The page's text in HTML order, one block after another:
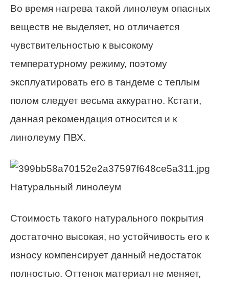
Во время нагрева такой линолеум опасных
веществ не выделяет, но отличается
чувствительностью к высокому
температурному режиму, поэтому
эксплуатировать его в тандеме с теплым
полом следует весьма аккуратно. Кстати,
данная рекомендация относится и к
линолеуму ПВХ.
Натуральный линолеум
Стоимость такого натурального покрытия
достаточно высокая, но устойчивость его к
износу компенсирует данный недостаток
полностью. Оттенок материал не меняет,